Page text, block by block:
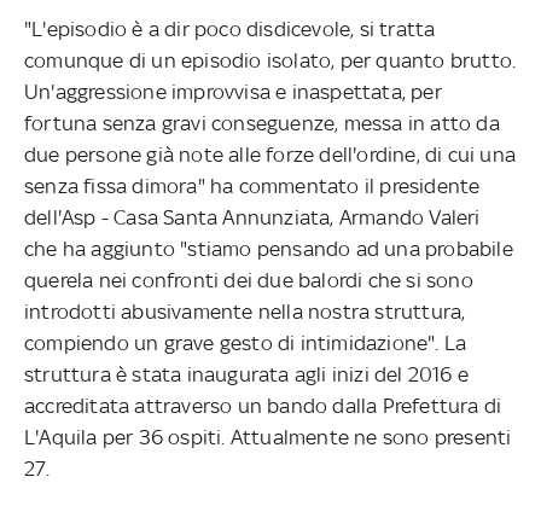
"L'episodio è a dir poco disdicevole, si tratta
comunque di un episodio isolato, per quanto brutto.
Un'aggressione improvvisa e inaspettata, per
fortuna senza gravi conseguenze, messa in atto da
due persone già note alle forze dell'ordine, di cui una
senza fissa dimora" ha commentato il presidente
dell'Asp - Casa Santa Annunziata, Armando Valeri
che ha aggiunto "stiamo pensando ad una probabile
querela nei confronti dei due balordi che si sono
introdotti abusivamente nella nostra struttura,
compiendo un grave gesto di intimidazione". La
struttura è stata inaugurata agli inizi del 2016 e
accreditata attraverso un bando dalla Prefettura di
L'Aquila per 36 ospiti. Attualmente ne sono presenti
27.